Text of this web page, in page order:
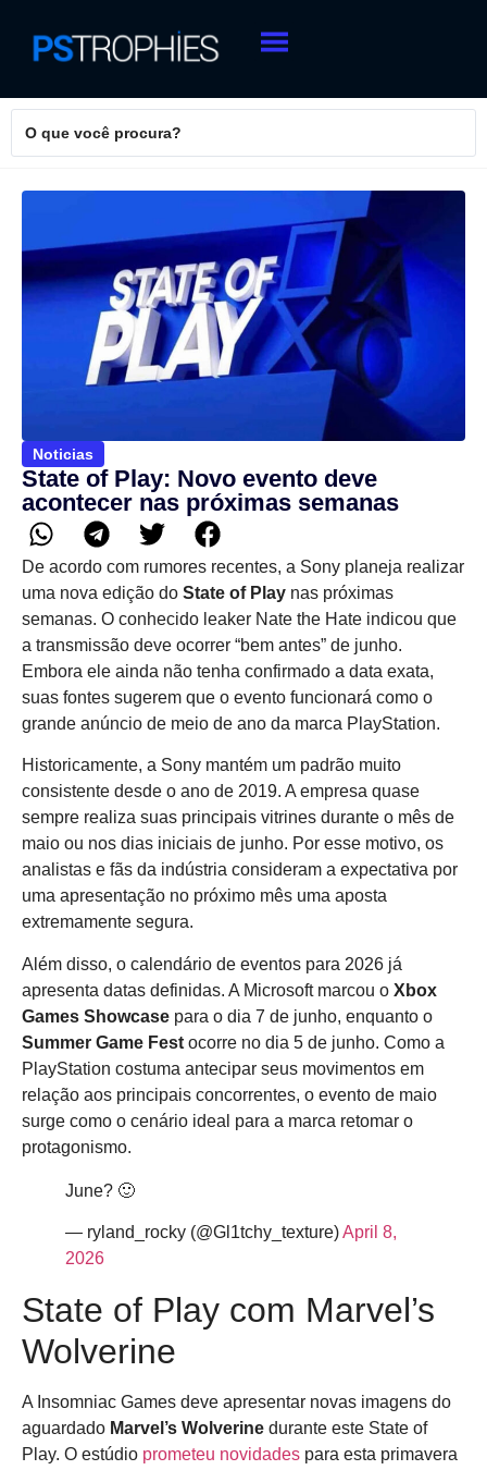
Noticias
State of Play: Novo evento deve
acontecer nas próximas semanas
De acordo com rumores recentes, a Sony planeja realizar
uma nova edição do State of Play nas próximas
semanas. O conhecido leaker Nate the Hate indicou que
a transmissão deve ocorrer “bem antes” de junho.
Embora ele ainda não tenha confirmado a data exata,
suas fontes sugerem que o evento funcionará como o
grande anúncio de meio de ano da marca PlayStation.
Historicamente, a Sony mantém um padrão muito
consistente desde o ano de 2019. A empresa quase
sempre realiza suas principais vitrines durante o mês de
maio ou nos dias iniciais de junho. Por esse motivo, os
analistas e fãs da indústria consideram a expectativa por
uma apresentação no próximo mês uma aposta
extremamente segura.
Além disso, o calendário de eventos para 2026 já
apresenta datas definidas. A Microsoft marcou o Xbox
Games Showcase para o dia 7 de junho, enquanto o
Summer Game Fest ocorre no dia 5 de junho. Como a
PlayStation costuma antecipar seus movimentos em
relação aos principais concorrentes, o evento de maio
surge como o cenário ideal para a marca retomar o
protagonismo.
June? 🙂
— ryland_rocky (@Gl1tchy_texture)April 8,
2026
State of Play com Marvel’s
Wolverine
A Insomniac Games deve apresentar novas imagens do
aguardado Marvel’s Wolverine durante este State of
Play. O estúdio prometeu novidades para esta primavera